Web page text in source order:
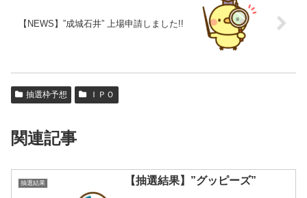
【NEWS】”成城石井” 上場申請しました!!
抽選枠予想 ＩＰＯ
関連記事
抽選結果 【抽選結果】”グッピーズ”